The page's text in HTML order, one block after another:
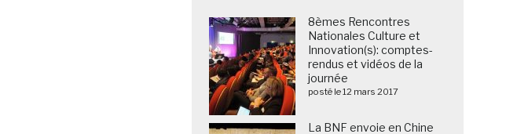
8èmes Rencontres
Nationales Culture et
Innovation(s): comptes-
rendus et vidéos de la
journée
posté le 12 mars 2017
La BNF envoie en Chine